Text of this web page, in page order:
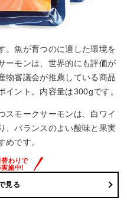
。魚が育つのに適した環境を
ーモンは、世界的にも評価が
物審議会が推薦している商品
イント。内容量は300gです。
スモークサーモンは、白ワイ
、バランスのよい酸味と果実
めです。
見る